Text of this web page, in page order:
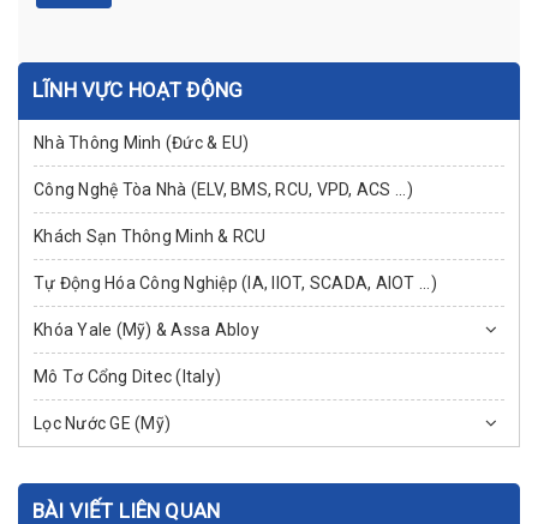
LĨNH VỰC HOẠT ĐỘNG
Nhà Thông Minh (Đức & EU)
Công Nghệ Tòa Nhà (ELV, BMS, RCU, VPD, ACS ...)
Khách Sạn Thông Minh & RCU
Tự Động Hóa Công Nghiệp (IA, IIOT, SCADA, AIOT ...)
Khóa Yale (Mỹ) & Assa Abloy
Mô Tơ Cổng Ditec (Italy)
Lọc Nước GE (Mỹ)
BÀI VIẾT LIÊN QUAN